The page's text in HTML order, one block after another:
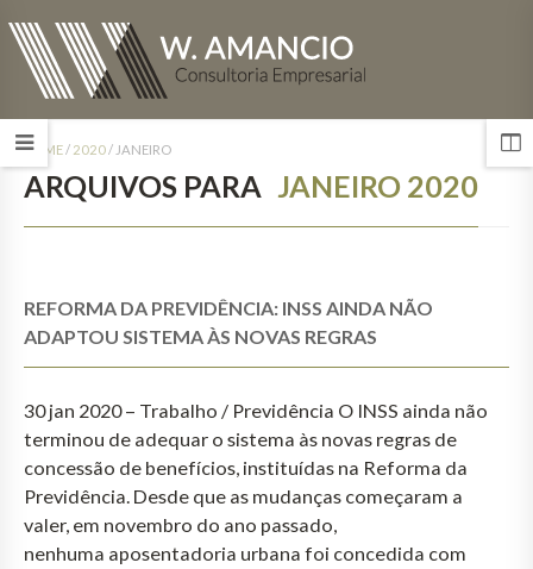
HOME/ 2020/ JANEIRO
ARQUIVOS PARA JANEIRO 2020
REFORMA DA PREVIDÊNCIA: INSS AINDA NÃO
ADAPTOU SISTEMA ÀS NOVAS REGRAS
30 jan 2020 – Trabalho / Previdência O INSS ainda não
terminou de adequar o sistema às novas regras de
concessão de benefícios, instituídas na Reforma da
Previdência. Desde que as mudanças começaram a
valer, em novembro do ano passado,
nenhuma aposentadoria urbana foi concedida com